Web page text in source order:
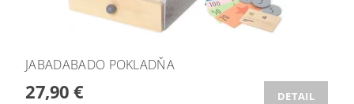
JABADABADO POKLADŇA
27,90 € DETAIL